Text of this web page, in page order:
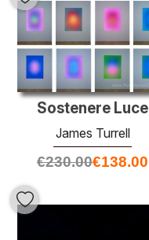
Sostenere Luce
James Turrell
€230.00€138.00